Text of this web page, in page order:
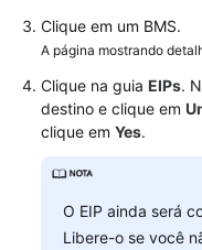
Instância
Imagem
Disco
de
chaves
Clique em um BMS.
A página mostrando
Clique na guia EIPs.
destino e clique em
clique em Yes.
O EIP ainda será
Libere-o se você